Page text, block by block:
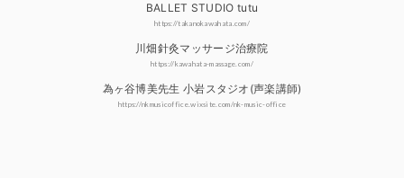
BALLET STUDIO tutu
https://takanokawahata.com/
川畑針灸マッサージ治療院
https://kawahata-massage.com/
為ヶ谷博美先生 小岩スタジオ(声楽講師)
https://nkmusicoffice.wixsite.com/nk-music-office